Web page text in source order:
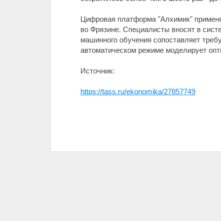
Цифровая платформа "Алхимик"
во Фрязине. Специалисты вносят в
машинного обучения сопоставляет
автоматическом режиме моделирует
Источник:
https://tass.ru/ekonomika/27857749